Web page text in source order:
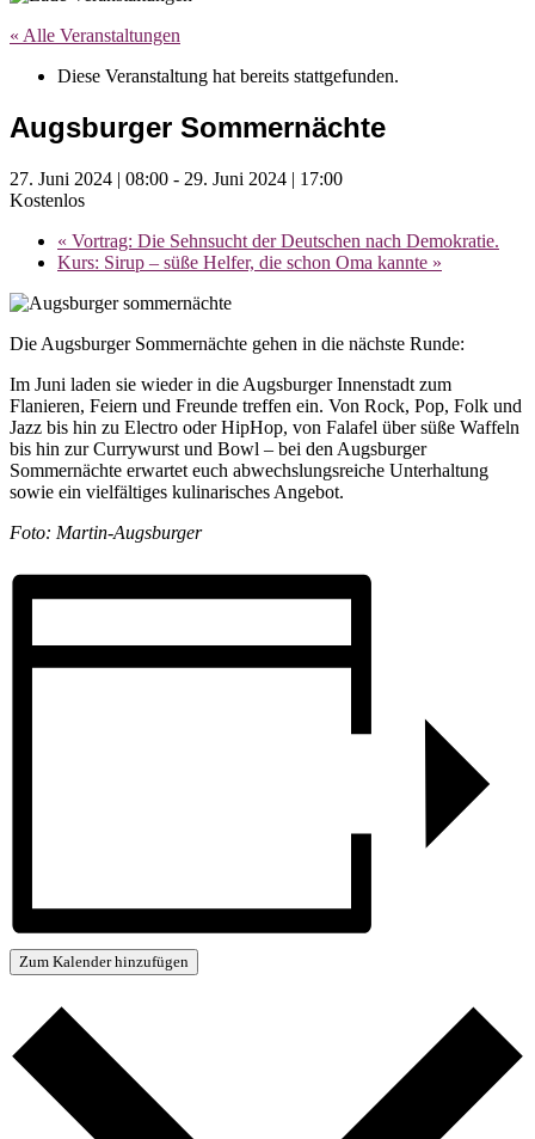
« Alle Veranstaltungen
Diese Veranstaltung hat bereits stattgefunden.
Augsburger Sommernächte
27. Juni 2024 | 08:00 - 29. Juni 2024 | 17:00
Kostenlos
« Vortrag: Die Sehnsucht der Deutschen nach Demokratie.
Kurs: Sirup – süße Helfer, die schon Oma kannte »
Die Augsburger Sommernächte gehen in die nächste Runde:
Im Juni laden sie wieder in die Augsburger Innenstadt zum
Flanieren, Feiern und Freunde treffen ein. Von Rock, Pop, Folk und
Jazz bis hin zu Electro oder HipHop, von Falafel über süße Waffeln
bis hin zur Currywurst und Bowl – bei den Augsburger
Sommernächte erwartet euch abwechslungsreiche Unterhaltung
sowie ein vielfältiges kulinarisches Angebot.
Foto: Martin-Augsburger
Zum Kalender hinzufügen